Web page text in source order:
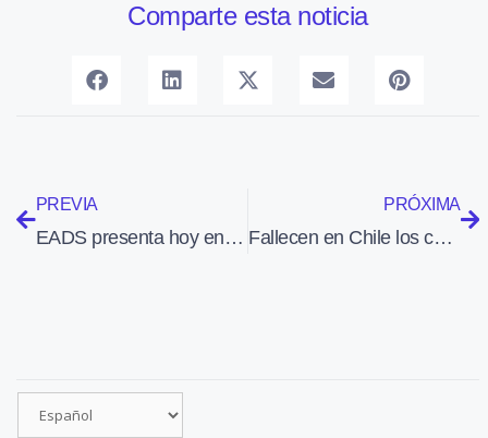
Comparte esta noticia
PREVIA
EADS presenta hoy en Sevilla la estrategia del consorcio europeo para 2010
PRÓXIMA
Fallecen en Chile los cuatro ocupantes de un monomotor Mooney